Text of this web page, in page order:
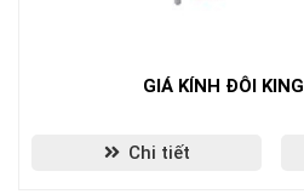
GIÁ KÍNH ĐÔI
Chi tiết